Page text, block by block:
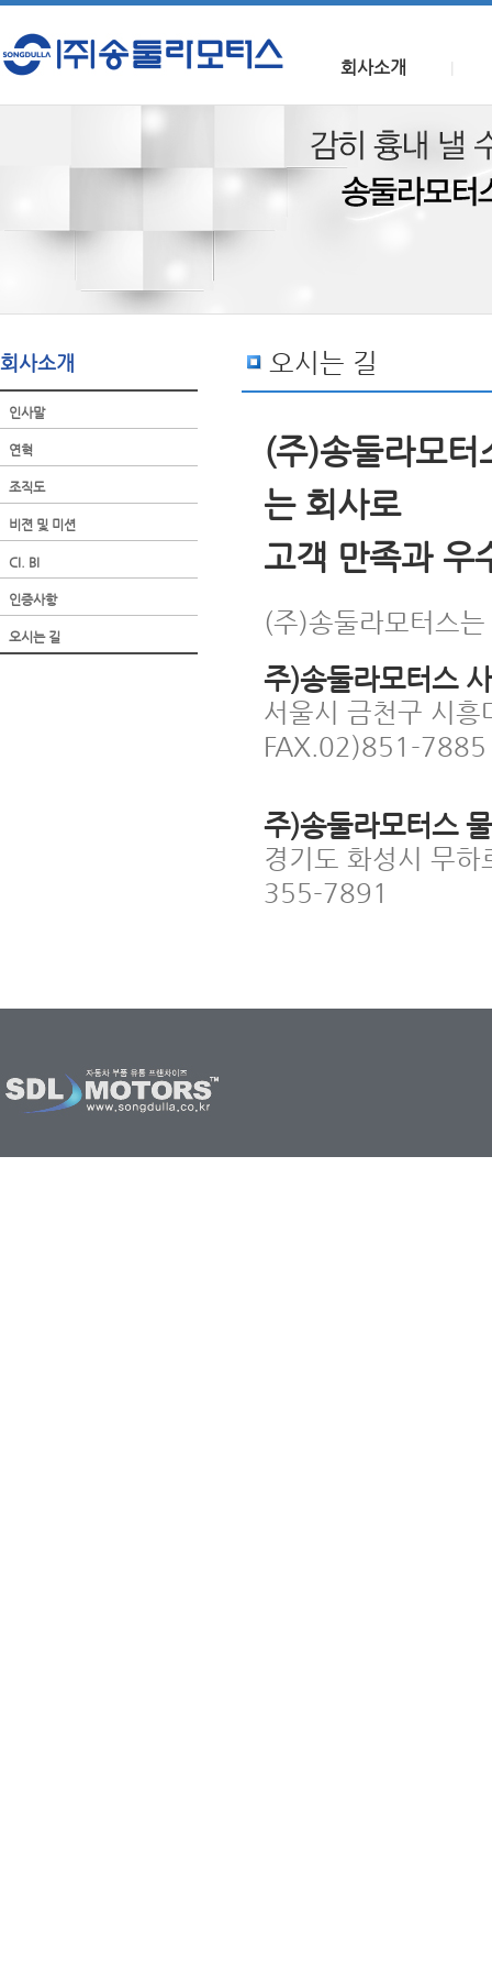
회사소개
회사소개
인사말
연혁
조직도
비젼 및 미션
CI. BI
인증사항
오시는 길
오시는 길
(주)송둘라모
는 회사로
고객 만족과 우
(주)송둘라모터스
주)송둘라모터스
서울시 금천구 시
FAX.02)851-7885
주)송둘라모터스
경기도 화성시 무
355-7891